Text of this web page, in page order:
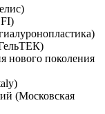
нового поколения
(Московская